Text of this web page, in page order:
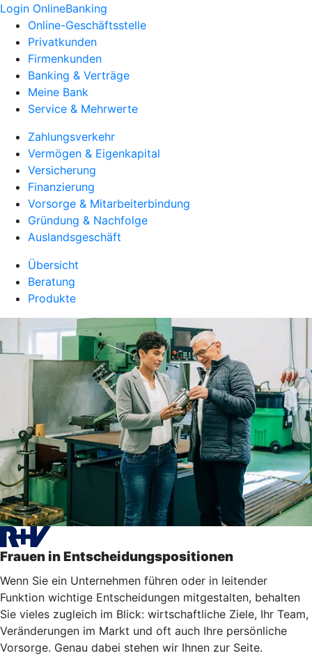
Login OnlineBanking
Online-Geschäftsstelle
Privatkunden
Firmenkunden
Banking & Verträge
Meine Bank
Service & Mehrwerte
Zahlungsverkehr
Vermögen & Eigenkapital
Versicherung
Finanzierung
Vorsorge & Mitarbeiterbindung
Gründung & Nachfolge
Auslandsgeschäft
Übersicht
Beratung
Produkte
Frauen in Entscheidungspositionen
Wenn Sie ein Unternehmen führen oder in leitender
Funktion wichtige Entscheidungen mitgestalten, behalten
Sie vieles zugleich im Blick: wirtschaftliche Ziele, Ihr Team,
Veränderungen im Markt und oft auch Ihre persönliche
Vorsorge. Genau dabei stehen wir Ihnen zur Seite.